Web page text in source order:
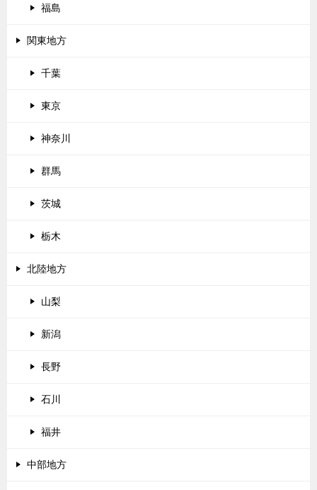
福島
関東地方
千葉
東京
神奈川
群馬
茨城
栃木
北陸地方
山梨
新潟
長野
石川
福井
中部地方